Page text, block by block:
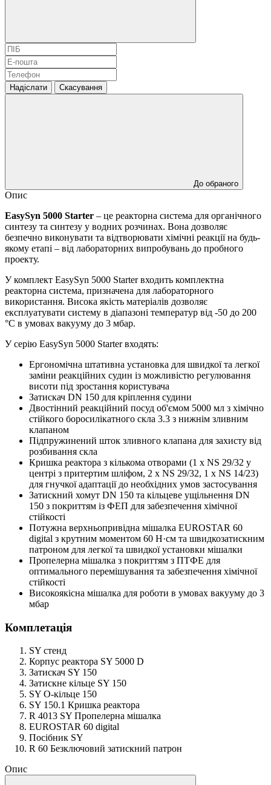
Надіслати Скасування
До обраного
Опис
EasySyn 5000 Starter – це реакторна система для органічного
синтезу та синтезу у водних розчинах. Вона дозволяє
безпечно виконувати та відтворювати хімічні реакції на будь-
якому етапі – від лабораторних випробувань до пробного
проекту.
У комплект EasySyn 5000 Starter входить комплектна
реакторна система, призначена для лабораторного
використання. Висока якість матеріалів дозволяє
експлуатувати систему в діапазоні температур від -50 до 200
°C в умовах вакууму до 3 мбар.
У серію EasySyn 5000 Starter входять:
Ергономічна штативна установка для швидкої та легкої
заміни реакційних судин із можливістю регулювання
висоти під зростання користувача
Затискач DN 150 для кріплення судини
Двостінний реакційний посуд об'ємом 5000 мл з хімічно
стійкого боросилікатного скла 3.3 з нижнім зливним
клапаном
Підпружинений шток зливного клапана для захисту від
розбивання скла
Кришка реактора з кількома отворами (1 x NS 29/32 у
центрі з притертим шліфом, 2 x NS 29/32, 1 x NS 14/23)
для гнучкої адаптації до необхідних умов застосування
Затискний хомут DN 150 та кільцеве ущільнення DN
150 з покриттям із ФЕП для забезпечення хімічної
стійкості
Потужна верхньопривідна мішалка EUROSTAR 60
digital з крутним моментом 60 Н·см та швидкозатискним
патроном для легкої та швидкої установки мішалки
Пропелерна мішалка з покриттям з ПТФЕ для
оптимального перемішування та забезпечення хімічної
стійкості
Високоякісна мішалка для роботи в умовах вакууму до 3
мбар
Комплетація
SY стенд
Корпус реактора SY 5000 D
Затискач SY 150
Затискне кільце SY 150
SY О-кільце 150
SY 150.1 Кришка реактора
R 4013 SY Пропелерна мішалка
EUROSTAR 60 digital
Посібник SY
R 60 Безключовий затискний патрон
Опис